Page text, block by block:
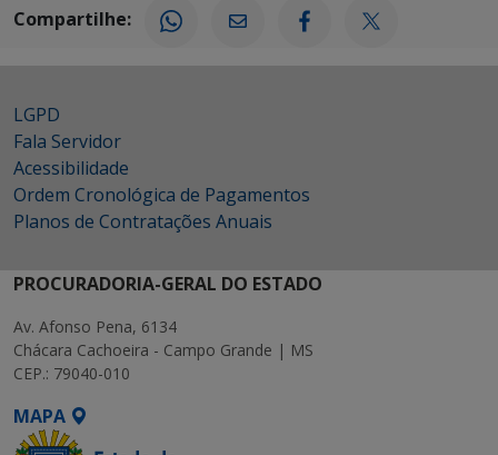
Compartilhe:
LGPD
Fala Servidor
Acessibilidade
Ordem Cronológica de Pagamentos
Planos de Contratações Anuais
PROCURADORIA-GERAL DO ESTADO
Av. Afonso Pena, 6134
Chácara Cachoeira - Campo Grande | MS
CEP.: 79040-010
MAPA